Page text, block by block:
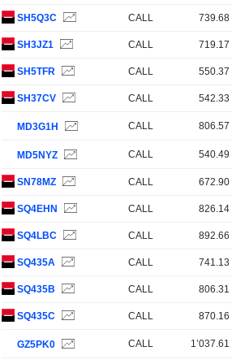
SH5Q3C CALL 739.68
SH3JZ1 CALL 719.17
SH5TFR CALL 550.37
SH37CV CALL 542.33
MD3G1H CALL 806.57
MD5NYZ CALL 540.49
SN78MZ CALL 672.90
SQ4EHN CALL 826.14
SQ4LBC CALL 892.66
SQ435A CALL 741.13
SQ435B CALL 806.31
SQ435C CALL 870.16
GZ5PK0 CALL 1’037.61